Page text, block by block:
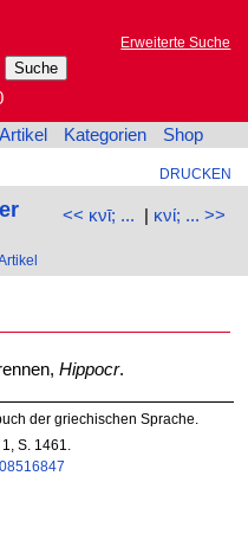
Erweiterte Suche
Kategorien Shop
DRUCKEN
<< κνῑ; ... | κνί; ... >>
Hippocr.
der griechischen Sprache.
S. 1461.